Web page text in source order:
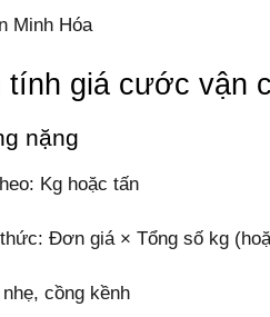
Minh Hóa
tính giá cước vận
nặng
Kg hoặc tấn
Đơn giá × Tổng số kg
cồng kềnh